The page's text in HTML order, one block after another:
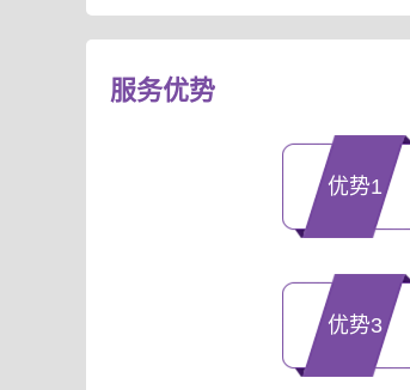
服务优势
优势1
优势3